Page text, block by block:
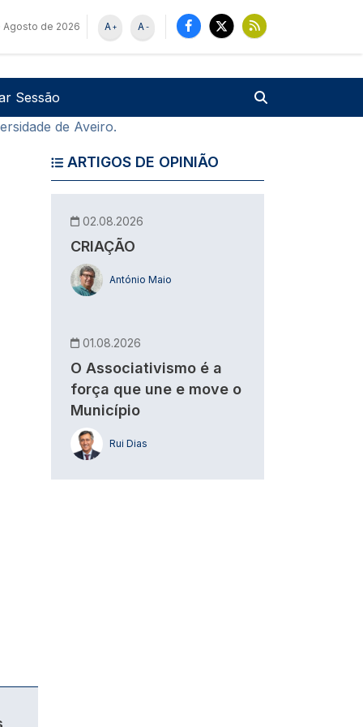
Agosto de 2026 -
A
+
A
de utilizador
Sessão
de Aveiro.
ARTIGOS DE OPINIÃO
02.08.2026
CRIAÇÃO
António Maio
01.08.2026
O Associativismo é a
força que une e move o
Município
Rui Dias